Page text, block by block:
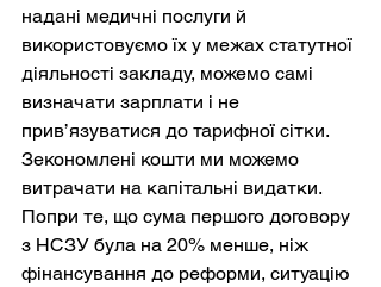
надані медичні послуги й
використовуємо їх у межах статутної
діяльності закладу, можемо самі
визначати зарплати і не
прив’язуватися до тарифної сітки.
Зекономлені кошти ми можемо
витрачати на капітальні видатки.
Попри те, що сума першого договору
з НСЗУ була на 20% менше, ніж
фінансування до реформи, ситуацію